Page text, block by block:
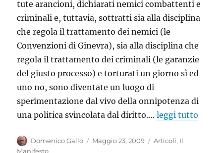
tute arancioni, dichiarati nemici combattenti e
criminali e, tuttavia, sottratti sia alla disciplina
che regola il trattamento dei nemici (le
Convenzioni di Ginevra), sia alla disciplina che
regola il trattamento dei criminali (le garanzie
del giusto processo) e torturati un giorno sì ed
uno no, sono diventate un luogo di
sperimentazione dal vivo della onnipotenza di
una politica svincolata dal diritto.…leggi tutto
Autore
Domenico Gallo
Pubblicato
Maggio 23, 2009 Categorie
Articoli, Il
Manifesto